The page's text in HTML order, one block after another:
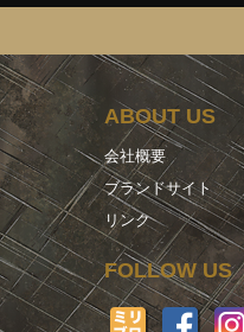
ABOUT US
会社概要
ブランドサイト
リンク
FOLLOW US